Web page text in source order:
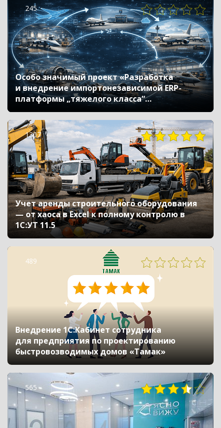
245
Особо значимый проект «Разработка
и внедрение импортонезависимой ERP-
платформы „тяжелого класса“
для авиастроения»
1307
Учет аренды строительного оборудования
— от хаоса в Excel к полному контролю в
1С:УТ 11.5
489
Внедрение 1С:Кабинет сотрудника
для предприятия по проектированию
быстровозводимых домов «Тамак»
565